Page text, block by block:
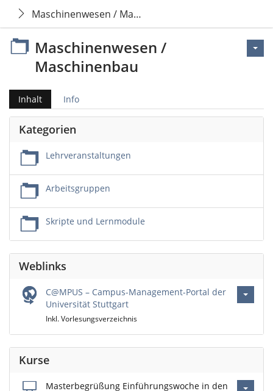
Maschinenwesen / Maschinenbau
Maschinenwesen /
Maschinenbau
Inhalt Info
Kategorien
Lehrveranstaltungen
Arbeitsgruppen
Skripte und Lernmodule
Weblinks
C@MPUS – Campus-Management-Portal der
Universität Stuttgart
Inkl. Vorlesungsverzeichnis
Kurse
Masterbegrüßung Einführungswoche in den